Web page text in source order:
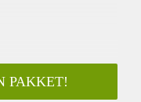
PAKKET!